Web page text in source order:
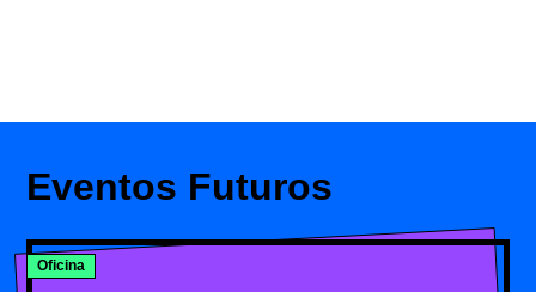
Eventos Futuros
Oficina